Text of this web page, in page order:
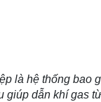
là hệ thống bao
giúp dẫn khí gas